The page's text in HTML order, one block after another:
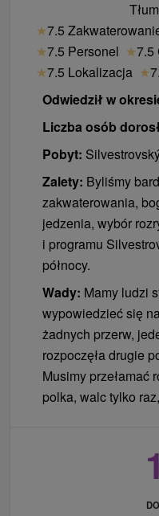
★7.5
★7.5 Personel ★7.5
★7.5 Lokalizacja ★
Odwiedził w
Liczba osób
Pobyt:
Zalety: Byliśmy
zakwaterowania,
jedzenia, wybór
i programu
północy.
Wady: Mamy ludzi
wypowiedzieć się
żadnych przerw,
rozpoczęła drugie
Musimy przełamać
polka, walc tylko